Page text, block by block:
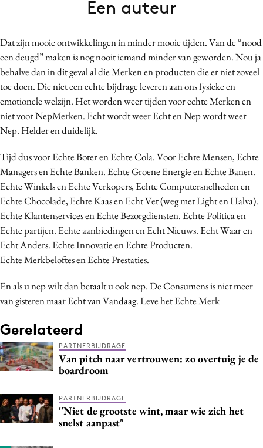
Carriere
Contentmarketing
Craft
Customer Experience
Data & Insights
Design
Digital transformation
Diversiteit
Effectiviteit
Gedragsverandering
Influencer marketing
Interne communicatie
Martech
Merkstrategie
Programmatic
Purpose Marketing
Reputatie & crisis
Dat zijn mooie ontwikkelingen in minder mooie tijden. Van de “nood
een deugd” maken is nog nooit iemand minder van geworden. Nou ja
behalve dan in dit geval al die Merken en producten die er niet zoveel
toe doen. Die niet een echte bijdrage leveren aan ons fysieke en
emotionele welzijn. Het worden weer tijden voor echte Merken en
niet voor NepMerken. Echt wordt weer Echt en Nep wordt weer
Nep. Helder en duidelijk.
Tijd dus voor Echte Boter en Echte Cola. Voor Echte Mensen, Echte
Managers en Echte Banken. Echte Groene Energie en Echte Banen.
Echte Winkels en Echte Verkopers, Echte Computersnelheden en
Echte Chocolade, Echte Kaas en Echt Vet (weg met Light en Halva).
Echte Klantenservices en Echte Bezorgdiensten. Echte Politica en
Echte partijen. Echte aanbiedingen en Echt Nieuws. Echt Waar en
Echt Anders. Echte Innovatie en Echte Producten.
Echte Merkbeloftes en Echte Prestaties.
En als u nep wilt dan betaalt u ook nep. De Consumens is niet meer
van gisteren maar Echt van Vandaag. Leve het Echte Merk
Gerelateerd
PARTNERBIJDRAGE
Van pitch naar vertrouwen: zo overtuig je de
boardroom
PARTNERBIJDRAGE
''Niet de grootste wint, maar wie zich het
snelst aanpast"
Een auteur